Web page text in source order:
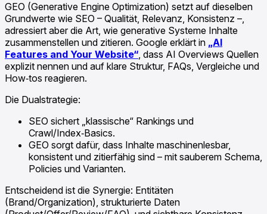
GEO (Generative Engine Optimization) setzt auf dieselben
Grundwerte wie SEO – Qualität, Relevanz, Konsistenz –,
adressiert aber die Art, wie generative Systeme Inhalte
zusammenstellen und zitieren. Google erklärt in „AI
Features and Your Website“, dass AI Overviews Quellen
explizit nennen und auf klare Struktur, FAQs, Vergleiche und
How‑tos reagieren.
Die Dualstrategie:
SEO sichert „klassische“ Rankings und
Crawl/Index‑Basics.
GEO sorgt dafür, dass Inhalte maschinenlesbar,
konsistent und zitierfähig sind – mit sauberem Schema,
Policies und Varianten.
Entscheidend ist die Synergie: Entitäten
(Brand/Organization), strukturierte Daten